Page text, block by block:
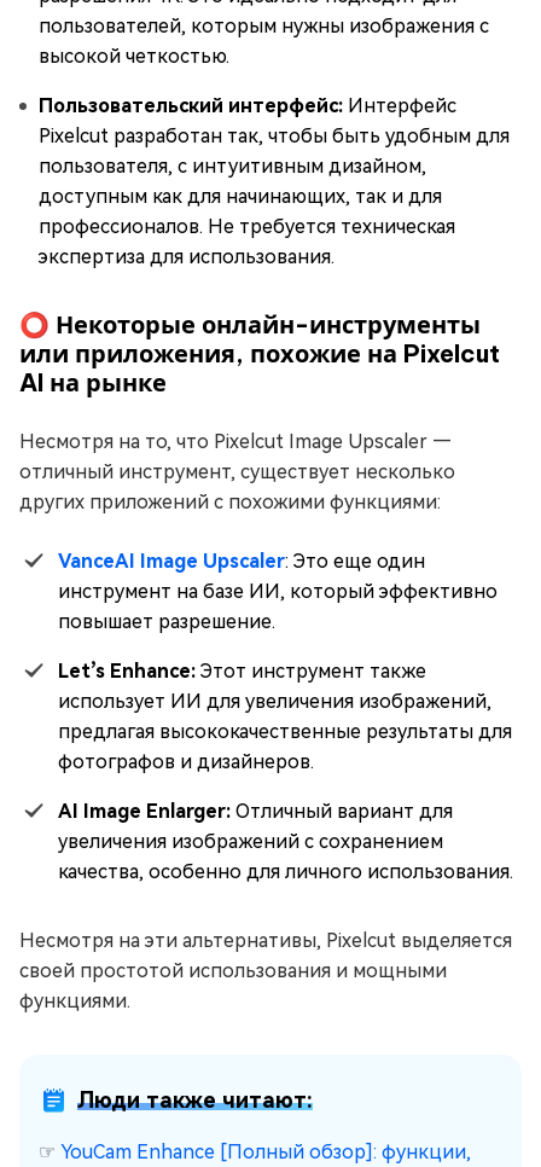
пользователей, которым нужны изображения с
высокой четкостью.
Пользовательский интерфейс: Интерфейс
Pixelcut разработан так, чтобы быть удобным для
пользователя, с интуитивным дизайном,
доступным как для начинающих, так и для
профессионалов. Не требуется техническая
экспертиза для использования.
⭕ Некоторые онлайн-инструменты
или приложения, похожие на Pixelcut
AI на рынке
Несмотря на то, что Pixelcut Image Upscaler —
отличный инструмент, существует несколько
других приложений с похожими функциями:
VanceAI Image Upscaler: Это еще один
инструмент на базе ИИ, который эффективно
повышает разрешение.
Let’s Enhance: Этот инструмент также
использует ИИ для увеличения изображений,
предлагая высококачественные результаты для
фотографов и дизайнеров.
AI Image Enlarger: Отличный вариант для
увеличения изображений с сохранением
качества, особенно для личного использования.
Несмотря на эти альтернативы, Pixelcut выделяется
своей простотой использования и мощными
функциями.
Люди также читают:
☞ YouCam Enhance [Полный обзор]: функции,